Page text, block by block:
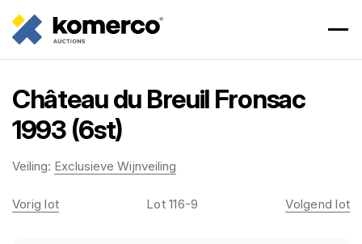
Château du Breuil Fronsac
1993 (6st)
Veiling: Exclusieve Wijnveiling
Vorig lot Lot 116-9 Volgend lot